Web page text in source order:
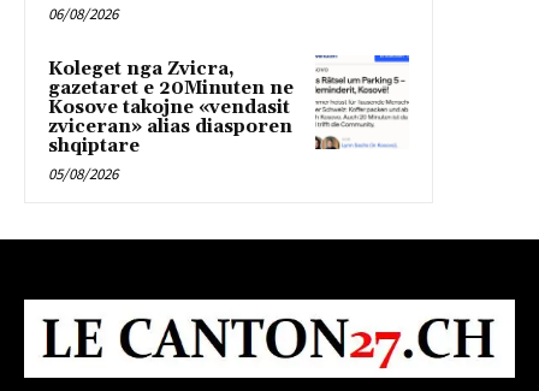
06/08/2026
Koleget nga Zvicra,
gazetaret e 20Minuten ne
Kosove takojne «vendasit
zviceran» alias diasporen
shqiptare
05/08/2026